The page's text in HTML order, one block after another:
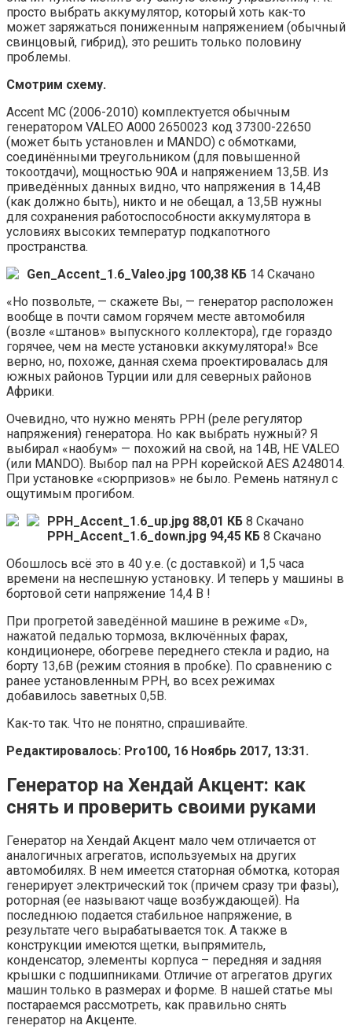
просто выбрать аккумулятор, который хоть как-то
может заряжаться пониженным напряжением (обычный
свинцовый, гибрид), это решить только половину
проблемы.
Смотрим схему.
Accent MC (2006-2010) комплектуется обычным
генератором VALEO А000 2650023 код 37300-22650
(может быть установлен и MANDO) с обмотками,
соединёнными треугольником (для повышенной
токоотдачи), мощностью 90А и напряжением 13,5В. Из
приведённых данных видно, что напряжения в 14,4В
(как должно быть), никто и не обещал, а 13,5В нужны
для сохранения работоспособности аккумулятора в
условиях высоких температур подкапотного
пространства.
Gen_Accent_1.6_Valeo.jpg 100,38 КБ 14 Скачано
«Но позвольте, — скажете Вы, — генератор расположен
вообще в почти самом горячем месте автомобиля
(возле «штанов» выпускного коллектора), где гораздо
горячее, чем на месте установки аккумулятора!» Все
верно, но, похоже, данная схема проектировалась для
южных районов Турции или для северных районов
Африки.
Очевидно, что нужно менять РРН (реле регулятор
напряжения) генератора. Но как выбрать нужный? Я
выбирал «наобум» — похожий на свой, на 14В, НЕ VALEO
(или MANDO). Выбор пал на РРН корейской AES A248014.
При установке «сюрпризов» не было. Ремень натянул с
ощутимым прогибом.
PPH_Accent_1.6_up.jpg 88,01 КБ 8 Скачано
PPH_Accent_1.6_down.jpg 94,45 КБ 8 Скачано
Обошлось всё это в 40 у.е. (с доставкой) и 1,5 часа
времени на неспешную установку. И теперь у машины в
бортовой сети напряжение 14,4 В !
При прогретой заведённой машине в режиме «D»,
нажатой педалью тормоза, включённых фарах,
кондиционере, обогреве переднего стекла и радио, на
борту 13,6В (режим стояния в пробке). По сравнению с
ранее установленным РРН, во всех режимах
добавилось заветных 0,5В.
Как-то так. Что не понятно, спрашивайте.
Редактировалось: Pro100, 16 Ноябрь 2017, 13:31.
Генератор на Хендай Акцент: как
снять и проверить своими руками
Генератор на Хендай Акцент мало чем отличается от
аналогичных агрегатов, используемых на других
автомобилях. В нем имеется статорная обмотка, которая
генерирует электрический ток (причем сразу три фазы),
роторная (ее называют чаще возбуждающей). На
последнюю подается стабильное напряжение, в
результате чего вырабатывается ток. А также в
конструкции имеются щетки, выпрямитель,
конденсатор, элементы корпуса – передняя и задняя
крышки с подшипниками. Отличие от агрегатов других
машин только в размерах и форме. В нашей статье мы
постараемся рассмотреть, как правильно снять
генератор на Акценте.